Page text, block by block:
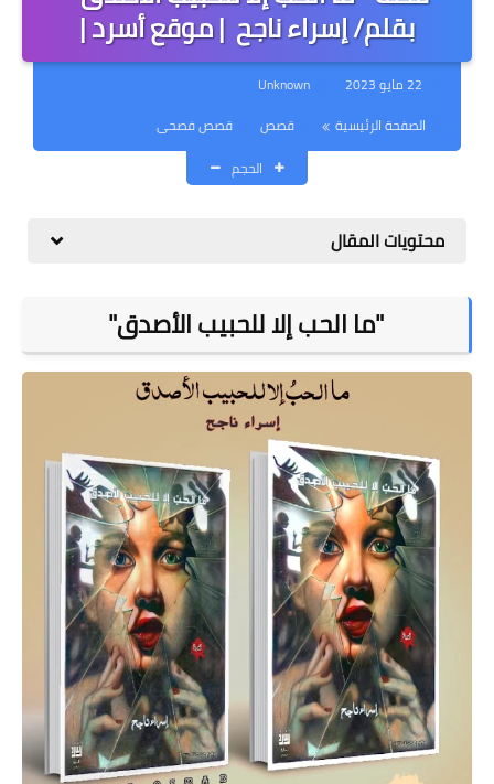
مقالات
كتب
الكتابة
بقلم/ ‏إسراء ‏ناجح ‏ | موقع أسرد |
Unknown
الصفحة الرئيسية
قصص
قصص فصحى
الحجم
محتويات المقال
"ما الحب إلا للحبيب الأصدق"